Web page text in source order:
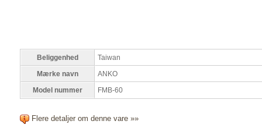
Beliggenhed
Taiwan
Mærke navn
ANKO
Model nummer
FMB-60
Flere detaljer om denne vare »»